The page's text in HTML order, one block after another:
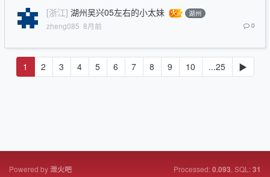
[浙江] 湖州吴兴05左右的小太妹 湖州
zheng085 8月前 0
1 2 3 4 5 6 7 8 9 10 ...25 ▶
Powered by泄火吧 Processed:0.093, SQL:31